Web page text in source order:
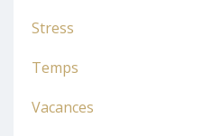
Stress
Temps
Vacances